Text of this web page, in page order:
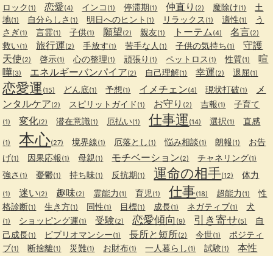
ロック (1) 恋愛(4) インコ (1) 停滞期(1) 仲直り (2) 魔除け(1)
土
地(1) 自分らしさ (1) 明日へのヒント (1) リラックス (1) 適性(1)
う
さぎ(1) 言霊(1) 子供(1) 願望(2) 親友(1) トーテム(4) 名言(2)
救い(1) 旅行運(2) 手放す(1) 苦手な人 (1) 子供の気持ち(1)
守護
天使(2) 啓示(1) 心の整理(1) 頑張り (1) ペットロス (1) 性質(1)
喧
嘩(3) エネルギーバンパイア(2) 自己理解(1) 幸運(2) 退屈(1)
恋愛運 (15) どん底(1) 予想(1) イメチェン(4) 現状打破(1)
メ
ンタルケア(2) スピリットガイド (1) お守り (2) 吉報(1) 子育て
(1) 変化(2) 潜在意識(1) 厄払い(1) 仕事運 (14) 選択(1) 直感
(1) 本心(27) 境界線(1) 厄落とし (1) 悩み相談(1) 朗報(1)
お告
げ(1) 因果応報(1) 母親(1) モチベーション(2) チャネリング(1)
強さ (1) 憂鬱(1) 持ち味(1) 反抗期(1) 運命の相手(12) 体力
(1) 迷い(2) 趣味(2) 霊能力 (1) 育児 (1) 仕事(18) 超能力 (1)
性
格診断(1) 生き方(1) 同性(1) 目標(1) 成長(1) ネガティブ(1) 犬
(1) ショッピング運(1) 受験(2) 恋愛傾向 (9) 引き寄せ(5)
自
己成長(1) ビブリオマンシー(1) 長所と短所(2) 今世(1)
ポジティ
ブ(1) 断捨離(1) 災難(1) お財布(1) 一人暮らし (1) 試験(1) 本性